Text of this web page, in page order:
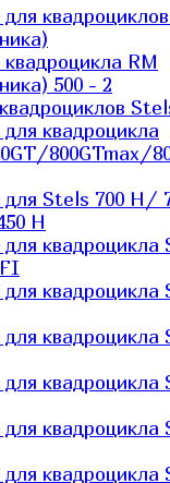
RM
500 - 2
квадроцикла
800GTmax/
Stels 700 H/
H
квадроцикла
квадроцикла
квадроцикла
квадроцикла
квадроцикла
квадроцикла